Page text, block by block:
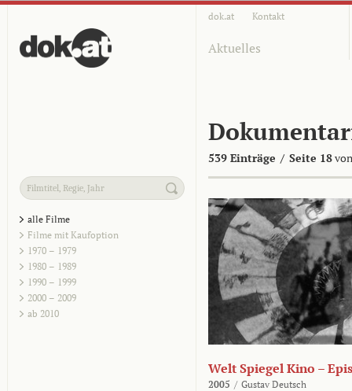
dok.at Kontakt
Aktuelles
539 Einträge / Seite 18
alle Filme
Filme mit Kaufoption
1970 – 1979
1980 – 1989
1990 – 1999
2000 – 2009
ab 2010
Welt Spiegel Kino –
2005 / Gustav Deutsch